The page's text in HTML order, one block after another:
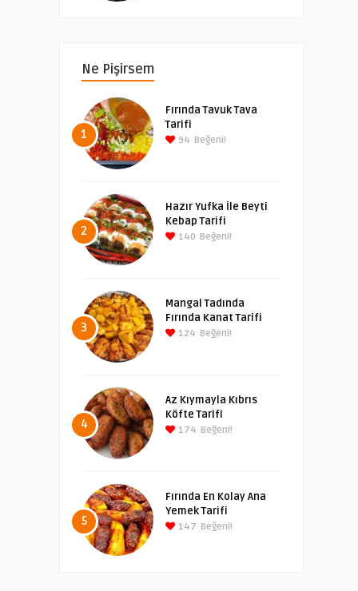
Ne Pişirsem
1
Fırında Tavuk Tava
Tarifi
94 Beğeni!
2
Hazır Yufka İle Beyti
Kebap Tarifi
140 Beğeni!
3
Mangal Tadında
Fırında Kanat Tarifi
124 Beğeni!
4
Az Kıymayla Kıbrıs
Köfte Tarifi
174 Beğeni!
5
Fırında En Kolay Ana
Yemek Tarifi
147 Beğeni!